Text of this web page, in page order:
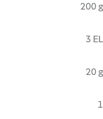
200 g
3 EL
20 g
1